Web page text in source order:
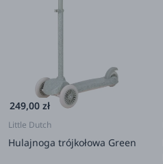
249,00 zł
Little Dutch
Hulajnoga trójkołowa Green